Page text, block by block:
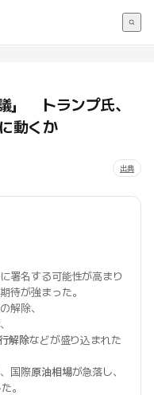
」 トランプ氏、
動くか
出典
署名する可能性が高まり
待が強まった。
解除、
、
解除などが盛り込まれた
国際原油相場が急落し、
。